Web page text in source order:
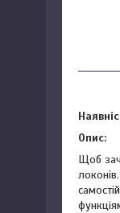
Опис:
Щоб